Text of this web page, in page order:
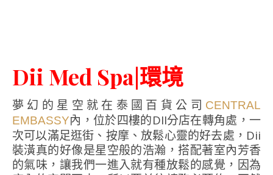
Dii Med Spa|環境
夢幻的星空就在泰國百貨公司 CENTRAL
EMBASSY內，位於四樓的DII分店在轉角處，一
次可以滿足逛街、按摩、放鬆心靈的好去處，Dii
裝潢真的好像是星空般的浩瀚，搭配著室內芳香
的氣味，讓我們一進入就有種放鬆的感覺，因為